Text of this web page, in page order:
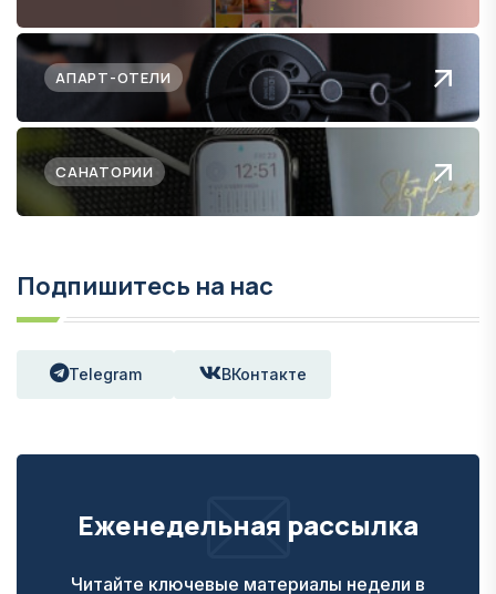
АПАРТ-ОТЕЛИ
САНАТОРИИ
Подпишитесь на нас
Telegram ВКонтакте
Еженедельная рассылка
Читайте ключевые материалы недели в